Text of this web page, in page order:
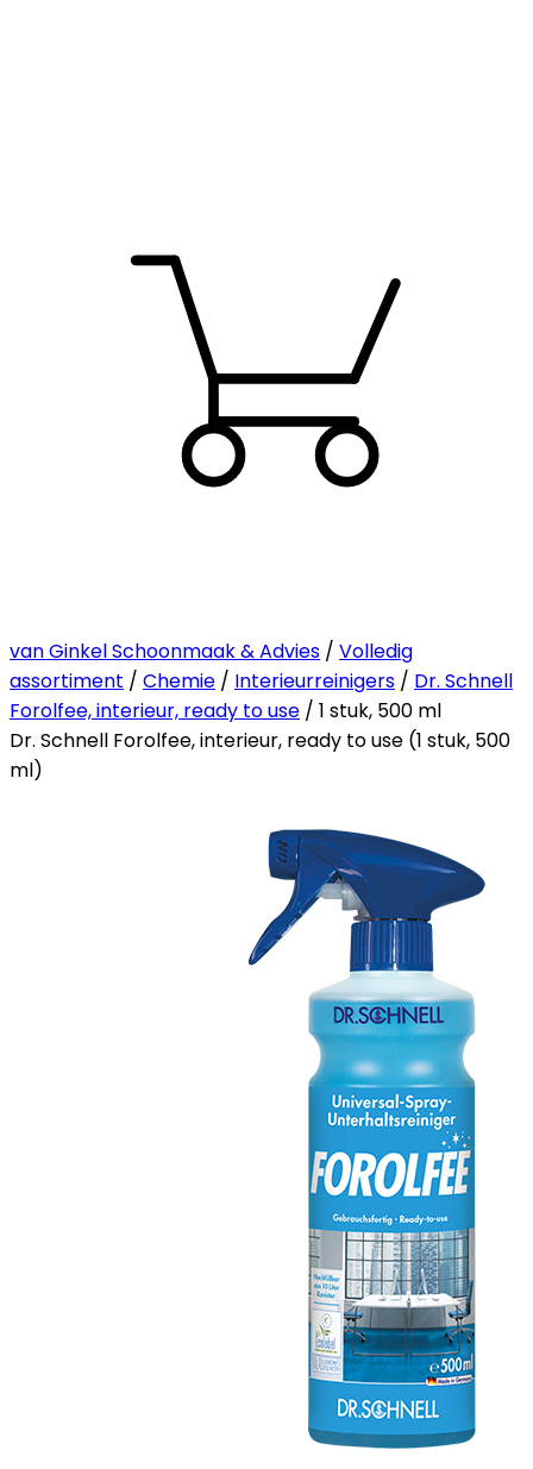
van Ginkel Schoonmaak & Advies / Volledig
assortiment / Chemie / Interieurreinigers / Dr. Schnell
Forolfee, interieur, ready to use / 1 stuk, 500 ml
Dr. Schnell Forolfee, interieur, ready to use (1 stuk, 500
ml)